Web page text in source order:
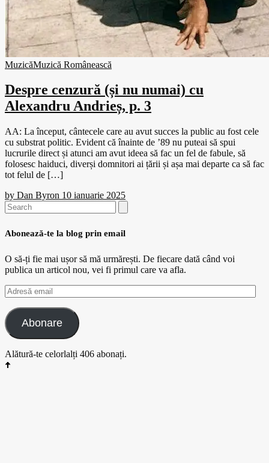
MuzicăMuzică Românească
Despre cenzură (și nu numai) cu
Alexandru Andrieș, p. 3
AA: La început, cântecele care au avut succes la public au fost cele
cu substrat politic. Evident că înainte de ’89 nu puteai să spui
lucrurile direct și atunci am avut ideea să fac un fel de fabule, să
folosesc haiduci, diverși domnitori ai țării și așa mai departe ca să fac
tot felul de […]
by Dan Byron 10 ianuarie 2025
Search
for:
Abonează-te la blog prin email
O să-ți fie mai ușor să mă urmărești. De fiecare dată când voi
publica un articol nou, vei fi primul care va afla.
Adresă
email
Abonare
Alătură-te celorlalți 406 abonați.